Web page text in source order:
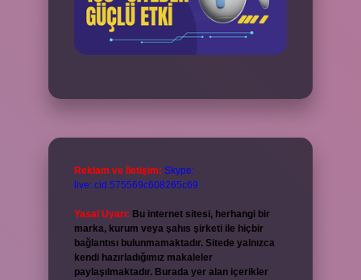
Reklam ve İletişim: Skype:
live:.cid.575569c608265c69
Yasal Uyarı: Bu internet sitesi, herhangi bir
marka, kurum veya şahıs şirketi ile hiçbir
bağlantısı bulunmamaktadır. Sitede yalnızca
kendi hazırladığımız makaleler
paylaşılmaktadır. Burada yer alan içerikler